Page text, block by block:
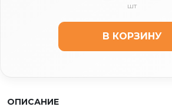
шт
В КОРЗИНУ
ОПИСАНИЕ